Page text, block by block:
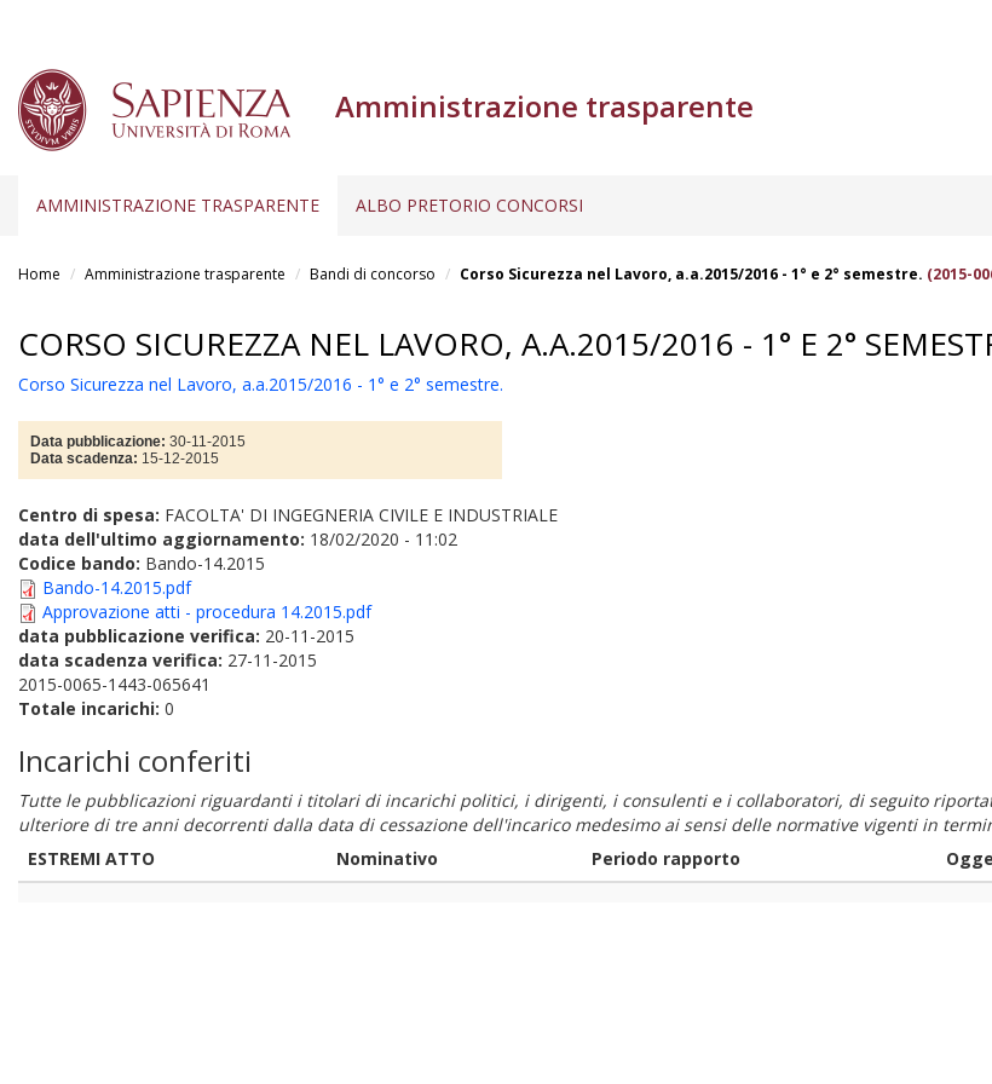
Amministrazione trasparente
AMMINISTRAZIONE TRASPARENTE ALBO PRETORIO CONCORSI
Home Amministrazione trasparente Bandi di concorso Corso Sicurezza nel Lavoro, a.a.2015/2016 - 1° e 2° semestre. (2015-
CORSO SICUREZZA NEL LAVORO, A.A.2015/2016 - 1° E 2°
Corso Sicurezza nel Lavoro, a.a.2015/2016 - 1° e 2° semestre.
Data pubblicazione: 30-11-2015
Data scadenza: 15-12-2015
Centro di spesa: FACOLTA' DI INGEGNERIA CIVILE E INDUSTRIALE
data dell'ultimo aggiornamento: 18/02/2020 - 11:02
Codice bando: Bando-14.2015
Bando-14.2015.pdf
Approvazione atti - procedura 14.2015.pdf
data pubblicazione verifica: 20-11-2015
data scadenza verifica: 27-11-2015
2015-0065-1443-065641
Totale incarichi: 0
Incarichi conferiti
Tutte le pubblicazioni riguardanti i titolari di incarichi politici, i dirigenti, i consulenti e i collaboratori, di seguito
ulteriore di tre anni decorrenti dalla data di cessazione dell'incarico medesimo ai sensi delle normative vigenti in
ESTREMI ATTO
Nominativo Periodo rapporto